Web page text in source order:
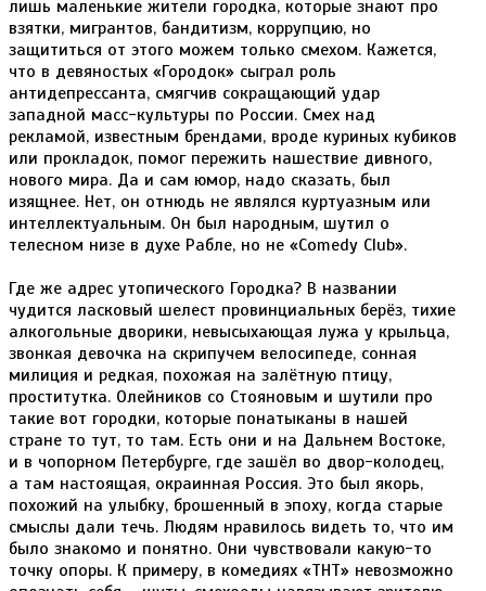
лишь маленькие жители городка, которые знают про
взятки, мигрантов, бандитизм, коррупцию, но
защититься от этого можем только смехом. Кажется,
что в девяностых «Городок» сыграл роль
антидепрессанта, смягчив сокращающий удар
западной масс-культуры по России. Смех над
рекламой, известным брендами, вроде куриных кубиков
или прокладок, помог пережить нашествие дивного,
нового мира. Да и сам юмор, надо сказать, был
изящнее. Нет, он отнюдь не являлся куртуазным или
интеллектуальным. Он был народным, шутил о
телесном низе в духе Рабле, но не «Comedy Club».
Где же адрес утопического Городка? В названии
чудится ласковый шелест провинциальных берёз, тихие
алкогольные дворики, невысыхающая лужа у крыльца,
звонкая девочка на скрипучем велосипеде, сонная
милиция и редкая, похожая на залётную птицу,
проститутка. Олейников со Стояновым и шутили про
такие вот городки, которые понатыканы в нашей
стране то тут, то там. Есть они и на Дальнем Востоке,
и в чопорном Петербурге, где зашёл во двор-колодец,
а там настоящая, окраинная Россия. Это был якорь,
похожий на улыбку, брошенный в эпоху, когда старые
смыслы дали течь. Людям нравилось видеть то, что им
было знакомо и понятно. Они чувствовали какую-то
точку опоры. К примеру, в комедиях «ТНТ» невозможно